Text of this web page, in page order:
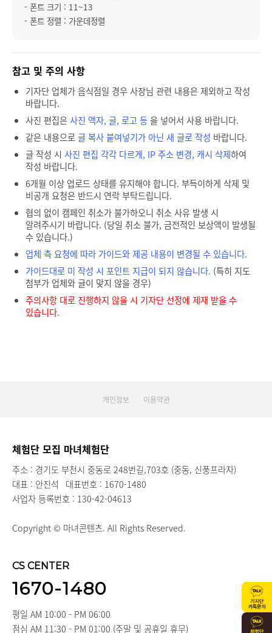
- 폰트 크기 : 11~13
- 폰트 정렬 : 가운데정렬
참고 및 주의 사항
기자단 업체가 음식점일 경우 사장님 관련 내용은 제외하고 작성
바랍니다.
사진 편집은사진 액자, 글, 로고 등을 넣어서 사용 바랍니다.
같은 내용으로글 복사 붙여넣기가 아닌 새 글로 작성 바랍니다.
글 작성 시 사진 편집 각각 다르게, IP 주소 변경, 캐시 삭제하여
작성 바랍니다.
6개월 이상 업로드 상태를 유지해야 합니다. 부득이하게 삭제 및
비공개 요청은 반드시 연락 부탁드립니다.
협의 없이 캠페인 취소가 불가하오니 취소 사유 발생 시
알려주시기 바랍니다. (당일 취소 불가, 금전적인 보상액이 발생될
수 있습니다.)
업체 측 요청에 따라 가이드와 제공 내용이 변경될 수 있습니다.
가이드대로 미 작성 시 포인트 지급이 되지 않습니다. (특히 지도
첨부가 업체와 글이 맞지 않을 경우)
주의사항 대로 진행하지 않을 시 기자단 선정에 제재 받을 수
있습니다.
개인정보 이용약관
체험단 모집 마녀체험단
주소 : 경기도 부천시 중동로 248번길,703호 (중동, 신풍프라자)
대표 : 안진석 대표번호 : 1670-1480
사업자 등록번호 : 130-42-04613
Copyright © 마녀콘텐츠. All Rights Reserved.
CS CENTER
1670-1480
평일 AM 10:00 - PM 06:00
점심 AM 11:30 - PM 01:00 (주말 및 공휴일 휴무)